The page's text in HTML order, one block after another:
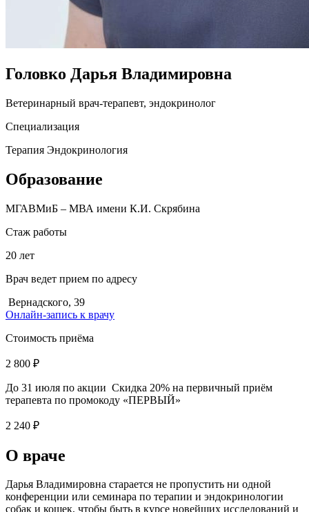
Головко Дарья Владимировна
Ветеринарный врач-терапевт, эндокринолог
Специализация
Терапия Эндокринология
Образование
МГАВМиБ – МВА имени К.И. Скрябина
Стаж работы
20 лет
Врач ведет прием по адресу
Вернадского, 39
Онлайн-запись к врачу
Стоимость приёма
2 800 ₽
До 31 июля по акции Скидка 20% на первичный приём
терапевта по промокоду «ПЕРВЫЙ»
2 240 ₽
О враче
Дарья Владимировна старается не пропустить ни одной
конференции или семинара по терапии и эндокринологии
собак и кошек, чтобы быть в курсе новейших исследований и